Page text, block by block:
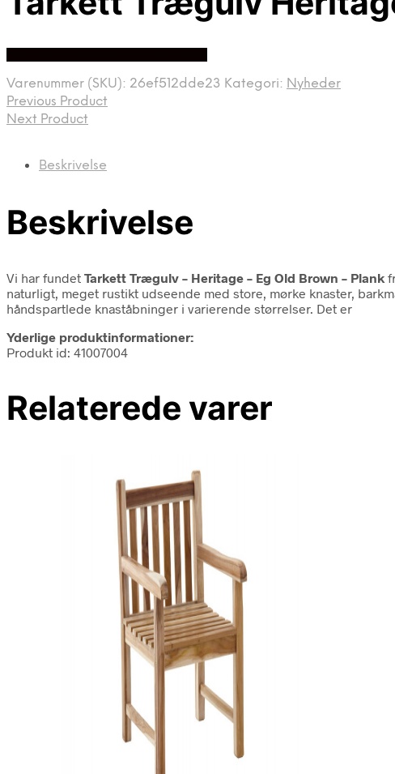
Varenummer (SKU): 26ef512dde23 Kategori: Nyheder
Previous Product
Next Product
Beskrivelse
Beskrivelse
Vi har fundet Tarkett Trægulv – Heritage – Eg Old Brown – Plank
naturligt, meget rustikt udseende med store, mørke knaster,
håndspartlede knaståbninger i varierende størrelser. Det er
Yderlige produktinformationer:
Produkt id: 41007004
Relaterede varer